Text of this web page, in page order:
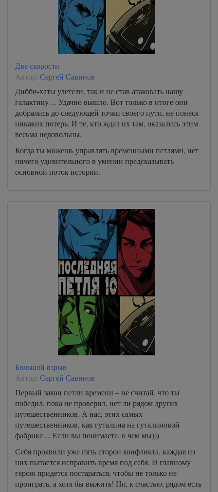
Две скорости
Автор: Сергей Савинов
Дибби-хаты улетели, так и не став атаковать нашу
галактику… Удачно вышло. Вот только в итоге они
добрались до следующей точки своего пути, не понеся
никаких потерь. И те, кто ждал их там, оказались этим
весьма недовольны.
Когда ты можешь управлять временными петлями, нет
ничего удивительного в умении предсказывать
основной поток истории.
Большой взрыв
Автор: Сергей Савинов
Первый закон петли времени – не считай, что ты
победил, пока не проверил, нет ли рядом других
путешественников. А нас, этих самых
путешественников, как гуталина на гуталиновой
фабрике… Если вы понимаете, о чем мы)))
Себя проявили уже пять сторон конфликта, каждая из
них пытается исправить время под себя. И главному
герою придется постараться, чтобы не только не
проиграть, а хотя бы выжить! Но, к счастью, рядом есть